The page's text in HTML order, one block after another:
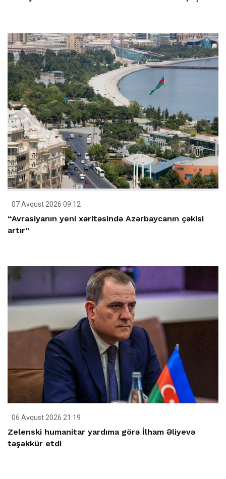
07 Avqust 2026 09:12
“Avrasiyanın yeni xəritəsində Azərbaycanın çəkisi
artır”
06 Avqust 2026 21:19
Zelenski humanitar yardıma görə İlham Əliyevə
təşəkkür etdi